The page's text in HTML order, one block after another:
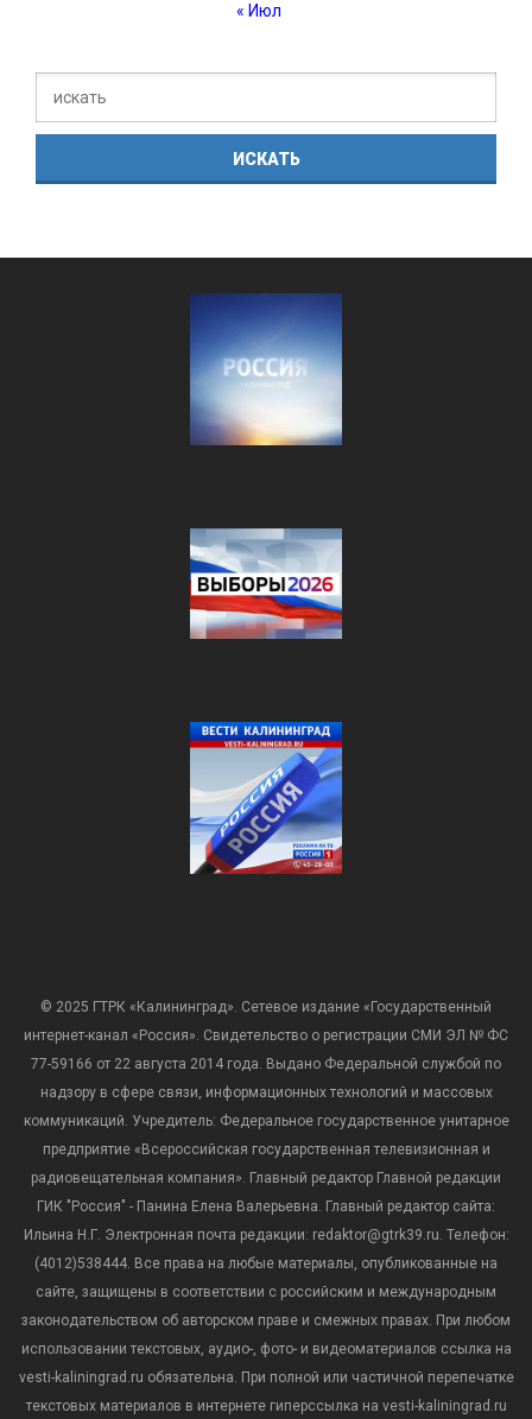
« Июл
© 2025 ГТРК «Калининград». Сетевое издание «Государственный
интернет-канал «Россия». Свидетельство о регистрации СМИ ЭЛ № ФС
77-59166 от 22 августа 2014 года. Выдано Федеральной службой по
надзору в сфере связи, информационных технологий и массовых
коммуникаций. Учредитель: Федеральное государственное унитарное
предприятие «Всероссийская государственная телевизионная и
радиовещательная компания». Главный редактор Главной редакции
ГИК "Россия" - Панина Елена Валерьевна. Главный редактор сайта:
Ильина Н.Г. Электронная почта редакции: redaktor@gtrk39.ru. Телефон:
(4012)538444. Все права на любые материалы, опубликованные на
сайте, защищены в соответствии с российским и международным
законодательством об авторском праве и смежных правах. При любом
использовании текстовых, аудио-, фото- и видеоматериалов ссылка на
vesti-kaliningrad.ru обязательна. При полной или частичной перепечатке
текстовых материалов в интернете гиперссылка на vesti-kaliningrad.ru